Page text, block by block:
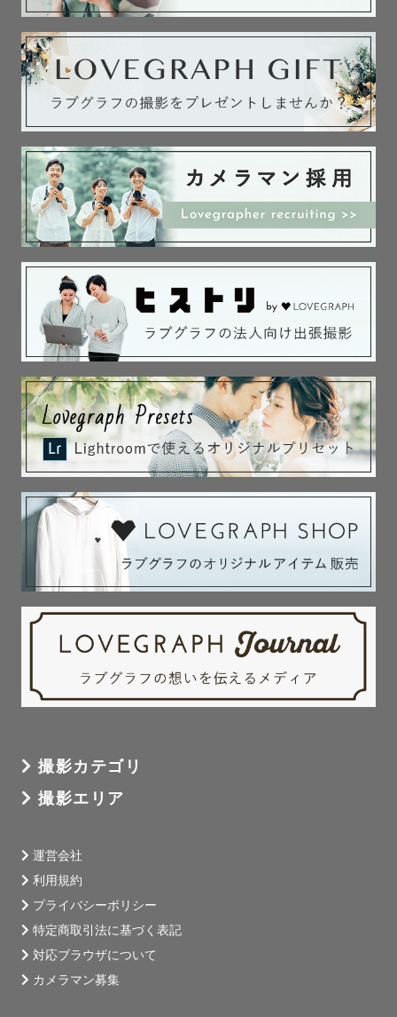
撮影カテゴリ
撮影エリア
運営会社
利用規約
プライバシーポリシー
特定商取引法に基づく表記
対応ブラウザについて
カメラマン募集